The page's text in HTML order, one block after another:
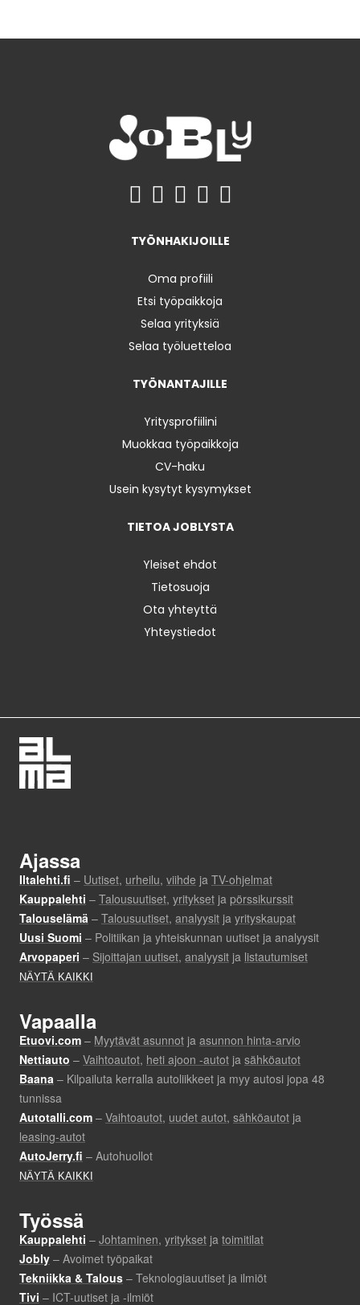
TYÖNHAKIJOILLE
Oma profiili
Etsi työpaikkoja
Selaa yrityksiä
Selaa työluetteloa
TYÖNANTAJILLE
Yritysprofiilini
Muokkaa työpaikkoja
CV-haku
Usein kysytyt kysymykset
TIETOA JOBLYSTA
Yleiset ehdot
Tietosuoja
Ota yhteyttä
Yhteystiedot